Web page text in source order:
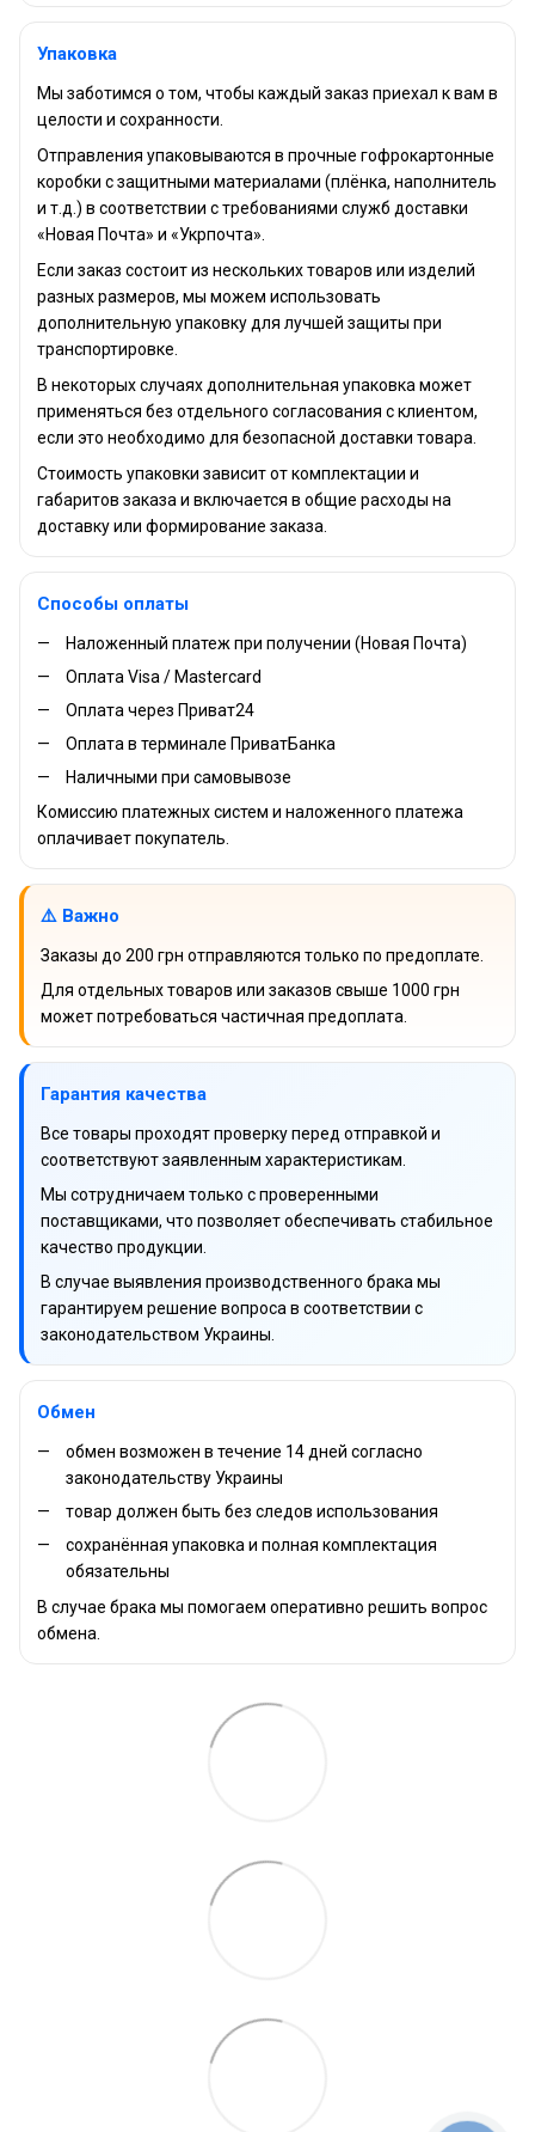
Упаковка
Мы заботимся о том, чтобы каждый заказ приехал к вам в
целости и сохранности.
Отправления упаковываются в прочные гофрокартонные
коробки с защитными материалами (плёнка, наполнитель
и т.д.) в соответствии с требованиями служб доставки
«Новая Почта» и «Укрпочта».
Если заказ состоит из нескольких товаров или изделий
разных размеров, мы можем использовать
дополнительную упаковку для лучшей защиты при
транспортировке.
В некоторых случаях дополнительная упаковка может
применяться без отдельного согласования с клиентом,
если это необходимо для безопасной доставки товара.
Стоимость упаковки зависит от комплектации и
габаритов заказа и включается в общие расходы на
доставку или формирование заказа.
Способы оплаты
Наложенный платеж при получении (Новая Почта)
Оплата Visa / Mastercard
Оплата через Приват24
Оплата в терминале ПриватБанка
Наличными при самовывозе
Комиссию платежных систем и наложенного платежа
оплачивает покупатель.
⚠️ Важно
Заказы до 200 грн отправляются только по предоплате.
Для отдельных товаров или заказов свыше 1000 грн
может потребоваться частичная предоплата.
Гарантия качества
Все товары проходят проверку перед отправкой и
соответствуют заявленным характеристикам.
Мы сотрудничаем только с проверенными
поставщиками, что позволяет обеспечивать стабильное
качество продукции.
В случае выявления производственного брака мы
гарантируем решение вопроса в соответствии с
законодательством Украины.
Обмен
обмен возможен в течение 14 дней согласно
законодательству Украины
товар должен быть без следов использования
сохранённая упаковка и полная комплектация
обязательны
В случае брака мы помогаем оперативно решить вопрос
обмена.